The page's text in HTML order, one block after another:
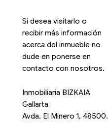
Si desea visitarlo o
recibir más información
acerca del inmueble no
dude en ponerse en
contacto con nosotros.
Inmobiliaria BIZKAIA
Gallarta
Avda. El Minero 1, 48500.